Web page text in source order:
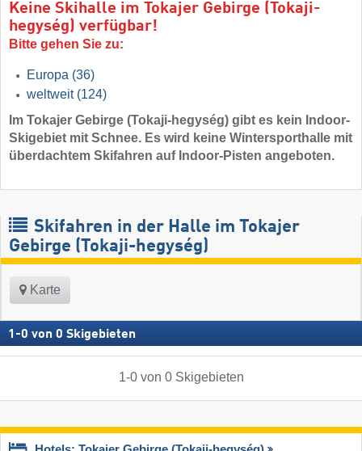
Keine Skihalle im Tokajer Gebirge (Tokaji-
hegység) verfügbar!
Bitte gehen Sie zu:
Europa (36)
weltweit(124)
Im Tokajer Gebirge (Tokaji-hegység) gibt es kein Indoor-
Skigebiet mit Schnee. Es wird keine Wintersporthalle mit
überdachtem Skifahren auf Indoor-Pisten angeboten.
Skifahren in der Halle im Tokajer
Gebirge (Tokaji-hegység)
Karte
1 -0 von 0 Skigebieten
1-0von 0 Skigebieten